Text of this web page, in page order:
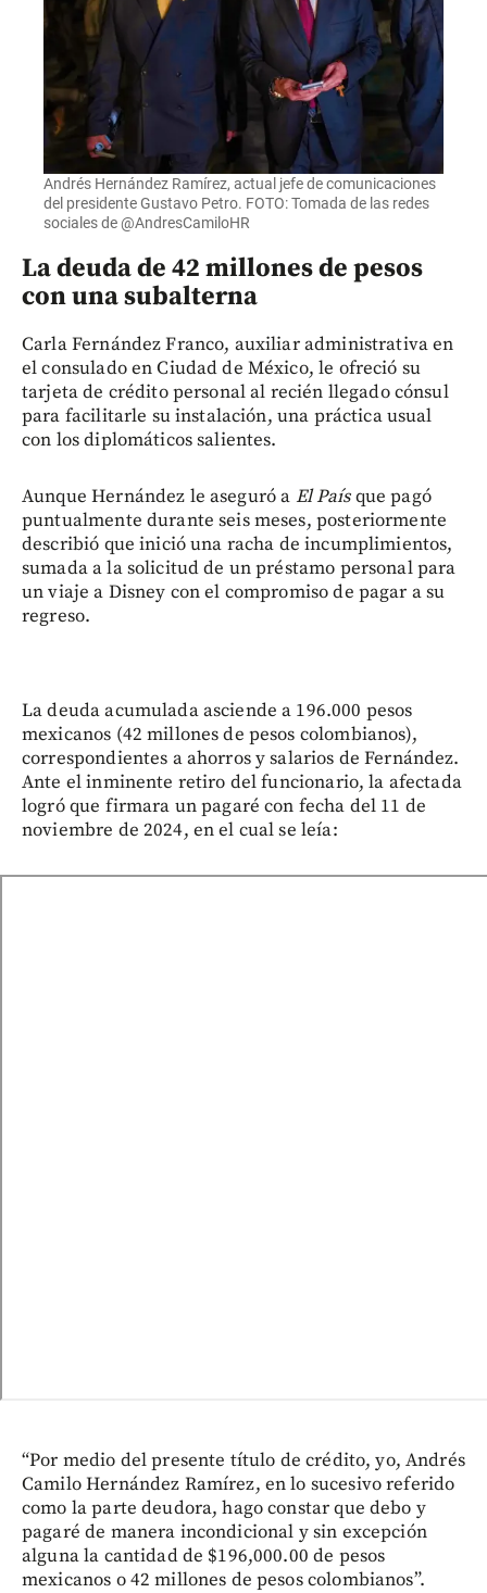
Andrés Hernández Ramírez, actual jefe de comunicaciones
del presidente Gustavo Petro. FOTO: Tomada de las redes
sociales de @AndresCamiloHR
La deuda de 42 millones de pesos
con una subalterna
Carla Fernández Franco, auxiliar administrativa en
el consulado en Ciudad de México, le ofreció su
tarjeta de crédito personal al recién llegado cónsul
para facilitarle su instalación, una práctica usual
con los diplomáticos salientes.
Aunque Hernández le aseguró a El Paísque pagó
puntualmente durante seis meses, posteriormente
describió que inició una racha de incumplimientos,
sumada a la solicitud de un préstamo personal para
un viaje a Disney con el compromiso de pagar a su
regreso.
La deuda acumulada asciende a 196.000 pesos
mexicanos (42 millones de pesos colombianos),
correspondientes a ahorros y salarios de Fernández.
Ante el inminente retiro del funcionario, la afectada
logró que firmara un pagaré con fecha del 11 de
noviembre de 2024, en el cual se leía:
“Por medio del presente título de crédito, yo, Andrés
Camilo Hernández Ramírez, en lo sucesivo referido
como la parte deudora, hago constar que debo y
pagaré de manera incondicional y sin excepción
alguna la cantidad de $196,000.00 de pesos
mexicanos o 42 millones de pesos colombianos”.